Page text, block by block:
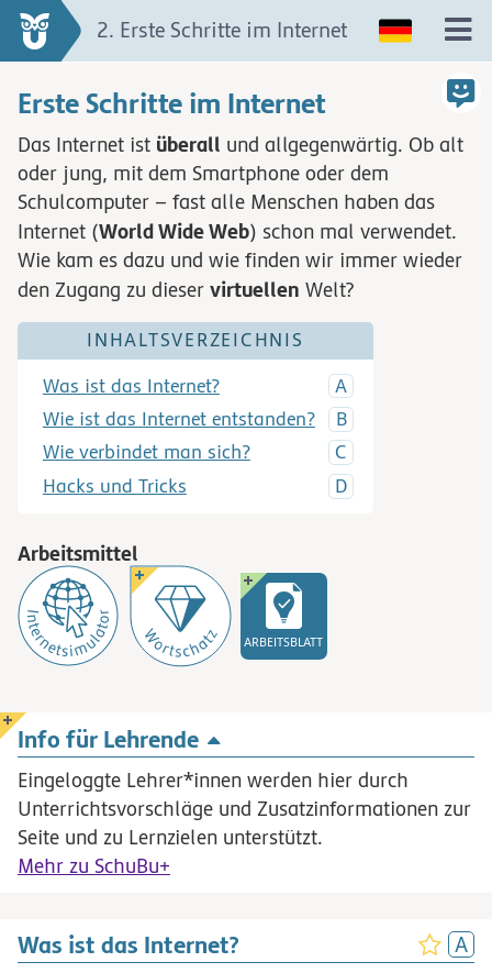
Erste Schritte im Internet
Das Internet ist überall und allgegenwärtig. Ob alt
oder jung, mit dem Smartphone oder dem
Schulcomputer – fast alle Menschen haben das
Internet (World Wide Web) schon mal verwendet.
Wie kam es dazu und wie finden wir immer wieder
den Zugang zu dieser virtuellen Welt?
INHALTSVERZEICHNIS
Was ist das Internet?
Wie ist das Internet entstanden?
Wie verbindet man sich?
Hacks und Tricks
Arbeitsmittel
ARBEITSBLATT
Info für Lehrende
Eingeloggte Lehrer*innen werden hier durch
Unterrichtsvorschläge und Zusatzinformationen zur
Seite und zu Lernzielen unterstützt.
Mehr zu SchuBu+
Was ist das Internet?
2. Erste Schritte im Internet